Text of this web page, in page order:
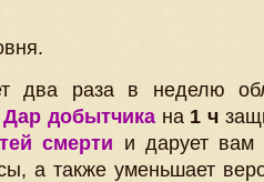
два раза в неделю
Дар добытчикана 1 ч
смерти и дарует вам
а также уменьшает